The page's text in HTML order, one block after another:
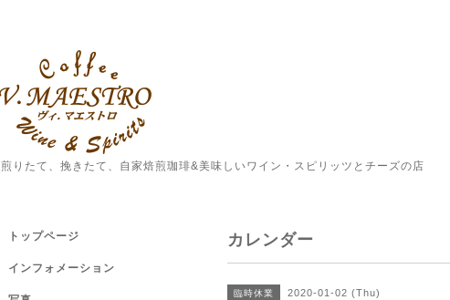
煎りたて、挽きたて、自家焙煎珈琲&美味しいワイン・スピリッツとチーズの店
カレンダー
臨時休業 2020-01-02 (Thu)
トップページ
インフォメーション